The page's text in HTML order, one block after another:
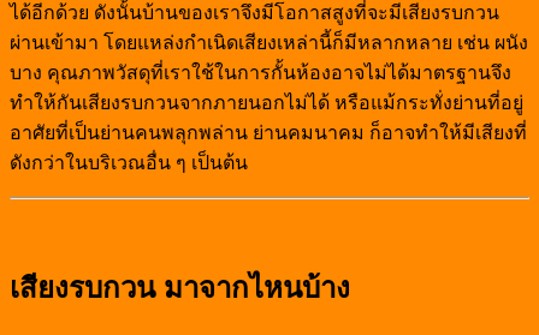
ได้อีกด้วย ดังนั้นบ้านของเราจึงมีโอกาสสูงที่จะมีเสียงรบกวน
ผ่านเข้ามา โดยแหล่งกำเนิดเสียงเหล่านี้ก็มีหลากหลาย เช่น ผนัง
บาง คุณภาพวัสดุที่เราใช้ในการกั้นห้องอาจไม่ได้มาตรฐานจึง
ทำให้กันเสียงรบกวนจากภายนอกไม่ได้ หรือแม้กระทั่งย่านที่อยู่
อาศัยที่เป็นย่านคนพลุกพล่าน ย่านคมนาคม ก็อาจทำให้มีเสียงที่
ดังกว่าในบริเวณอื่น ๆ เป็นต้น
เสียงรบกวน มาจากไหนบ้าง